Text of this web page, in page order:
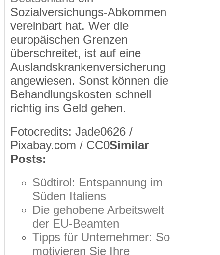
Sozialversichungs-Abkommen
vereinbart hat. Wer die
europäischen Grenzen
überschreitet, ist auf eine
Auslandskrankenversicherung
angewiesen. Sonst können die
Behandlungskosten schnell
richtig ins Geld gehen.
Fotocredits: Jade0626 /
Pixabay.com / CC0Similar
Posts:
Südtirol: Entspannung im
Süden Italiens
Die gehobene Arbeitswelt
der EU-Beamten
Tipps für Unternehmer: So
motivieren Sie Ihre